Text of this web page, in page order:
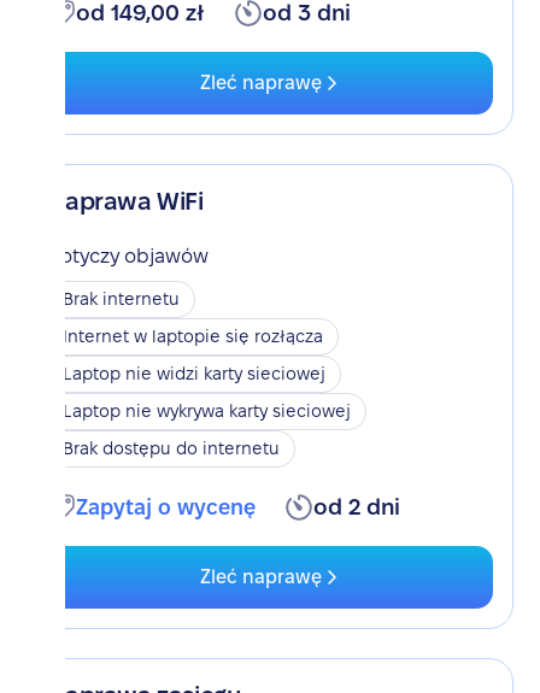
od 149,00 zł od 3 dni
Zleć naprawę
Naprawa WiFi
Dotyczy objawów
Brak internetu
Internet w laptopie się rozłącza
Laptop nie widzi karty sieciowej
Laptop nie wykrywa karty sieciowej
Brak dostępu do internetu
Zapytaj o wycenę od 2 dni
Zleć naprawę